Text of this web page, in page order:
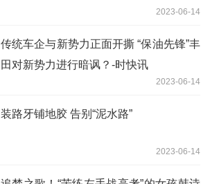
2023-06-14
传统车企与新势力正面开撕 “保油先锋”丰
田对新势力进行暗讽？-时快讯
2023-06-14
装路牙铺地胶 告别“泥水路”
2023-06-14